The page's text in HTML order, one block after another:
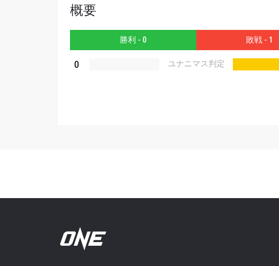
概要
勝利 - 0 敗戦 - 1
0 ユナニマス判定
このフォームを送
シーに基づく情報の
お客様は